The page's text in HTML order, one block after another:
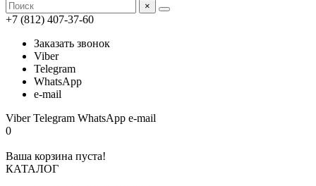
×
+7 (812) 407-37-60
Заказать звонок
Viber
Telegram
WhatsApp
e-mail
ViberTelegram WhatsApp e-mail
0
Ваша корзина пуста!
КАТАЛОГ